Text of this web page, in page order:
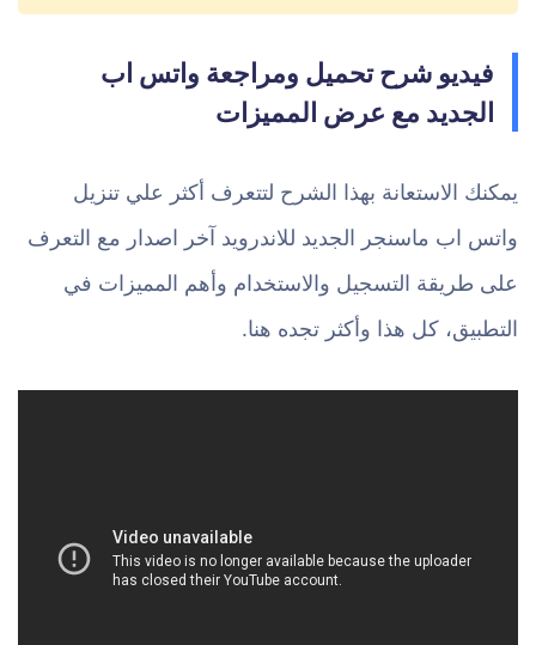
فيديو شرح تحميل ومراجعة واتس اب
الجديد مع عرض المميزات
يمكنك الاستعانة بهذا الشرح لتتعرف أكثر علي تنزيل
واتس اب ماسنجر الجديد للاندرويد آخر اصدار مع التعرف
على طريقة التسجيل والاستخدام وأهم المميزات في
التطبيق، كل هذا وأكثر تجده هنا.